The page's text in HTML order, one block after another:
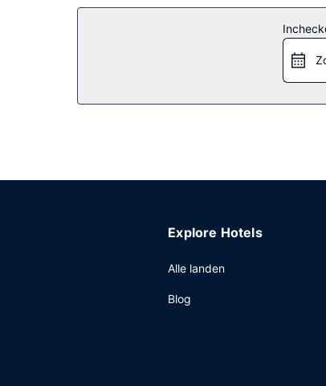
Geniet van een maaltijd in het
bar/lounge. Op werkdagen wordt er
11.00 uur.
Explore Hotels
Alle landen
Blog